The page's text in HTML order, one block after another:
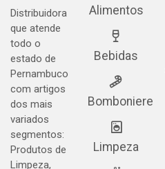
Distribuidora
que atende
todo o
estado de
Pernambuco
com artigos
dos mais
variados
segmentos:
Produtos de
Limpeza,
Alimentos
Bebidas
Bomboniere
Limpeza